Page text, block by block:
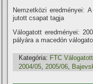
Nemzetközi eredményei:
jutott csapat tagja
Válogatott eredményei:
pályára a macedón
Kategória: FTC
2004/05,2005/06,